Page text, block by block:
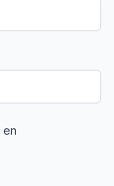
en